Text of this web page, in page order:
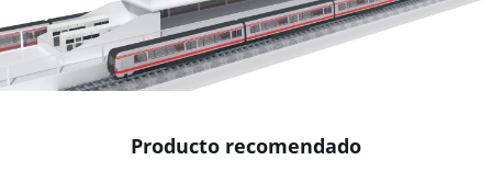
Producto recomendado